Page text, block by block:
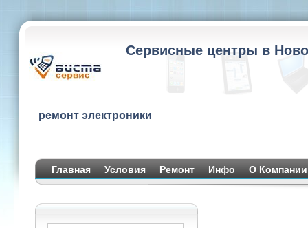
Сервисные центры в
ремонт электроники
Главная Условия Ремонт Инфо О Компании